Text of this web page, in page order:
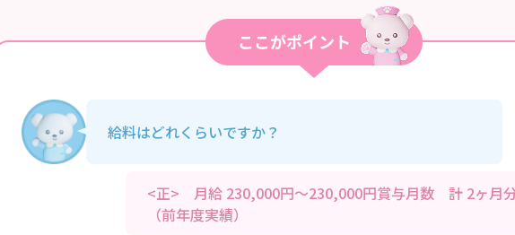
給料はどれくらいですか？
<正> 月給 230,000円～230,000円賞与月数 計 2ヶ月
（前年度実績）